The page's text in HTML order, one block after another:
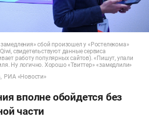
сбой произошел у «Ростелекома»
свидетельствуют данные сервиса
работу популярных сайтов). «Пишут, упали
Ну логично. Хорошо «Твиттер» «замедлили»
РИА «Новости»
вполне обойдется без
части